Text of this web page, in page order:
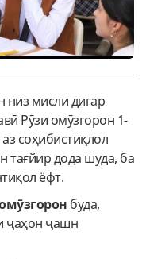
низ мисли дигар
Рӯзи омӯзгорон 1-
соҳибистиқлол
тағйир дода шуда, ба
ёфт.
буда,
ҷаҳон ҷашн